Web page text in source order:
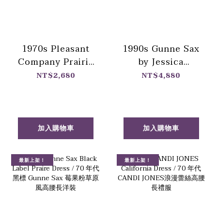
1970s Pleasant
Company Prairie
Dress / 70年代 美
NT$2,680
加入購物車
1990s Gunne Sax
by Jessica
McClintock
蕾絲無袖禮服
NT$4,880
加入購物車
最新上架！ 最新上架！